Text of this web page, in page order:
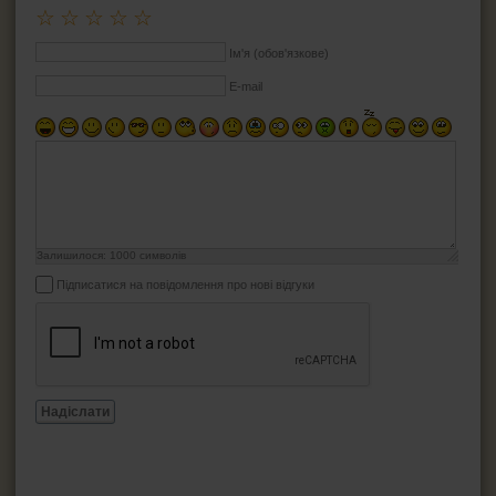
☆
☆
☆
☆
☆
Ім'я (обов'язкове)
E-mail
Залишилося: 1000 символів
Підписатися на повідомлення про нові відгуки
Надіслати